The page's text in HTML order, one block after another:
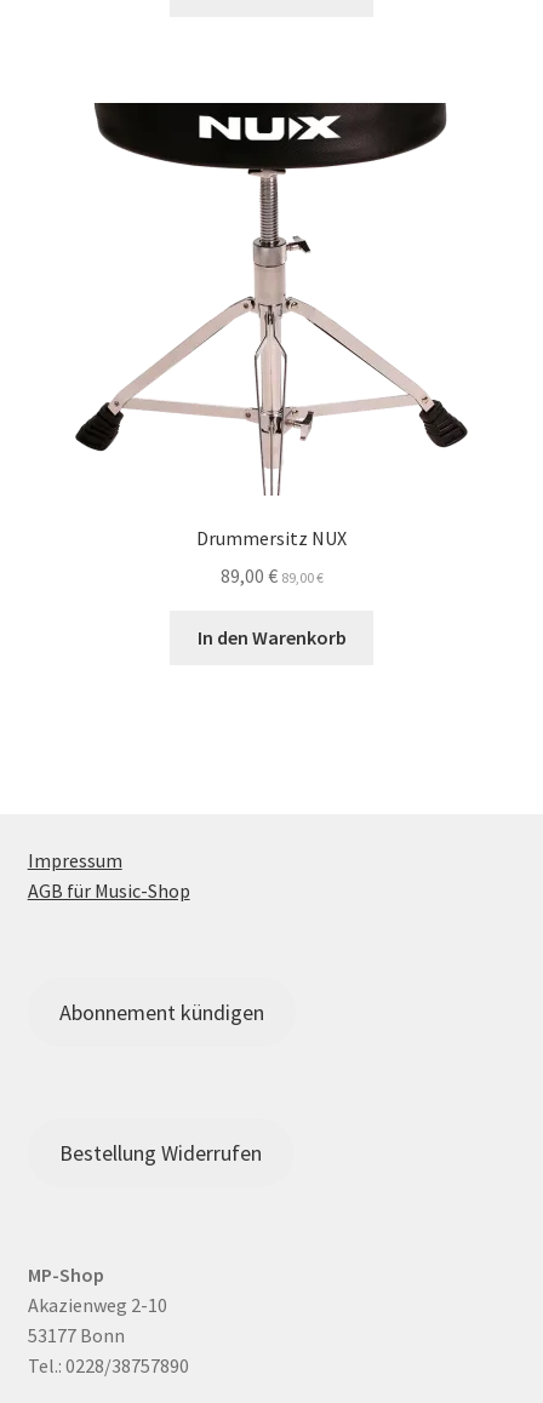
Drummersitz NUX
89,00 € 89,00€
In den Warenkorb
Impressum
AGB für Music-Shop
Abonnement kündigen
Bestellung Widerrufen
MP-Shop
Akazienweg 2-10
53177 Bonn
Tel.: 0228/38757890